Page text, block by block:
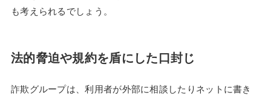
も考えられるでしょう。
法的脅迫や規約を盾にした口封じ
詐欺グループは、利用者が外部に相談したりネットに書き